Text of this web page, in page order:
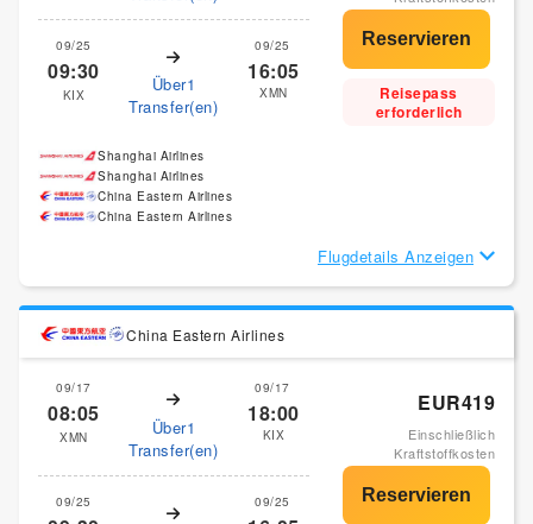
09/25
09:30
KIX
Über1
Transfer(en)
09/25
16:05
XMN
Reisepass
erforderlich
Shanghai Airlines
Shanghai Airlines
China Eastern Airlines
China Eastern Airlines
Flugdetails Anzeigen
China Eastern Airlines
09/17
08:05
XMN
Über1
Transfer(en)
09/17
18:00
KIX
09/25 09/25
EUR419
Einschließlich
Kraftstoffkosten